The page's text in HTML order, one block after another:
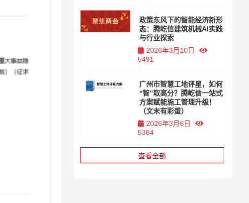
政策东风下的智能经济新形
态：腾屹信建筑机械AI实践
与行业探索
2026年3月10日
5491
广州市智慧工地评星，如何
“智”取高分？腾屹信一站式
方案赋能施工管理升级！
（文末有彩蛋）
2026年3月6日
5384
查看全部